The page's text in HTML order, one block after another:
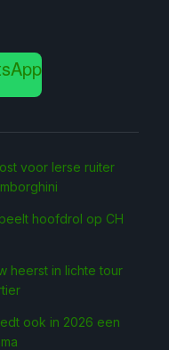
voor Ierse ruiter
hoofdrol op CH
heerst in lichte tour
ook in 2026 een